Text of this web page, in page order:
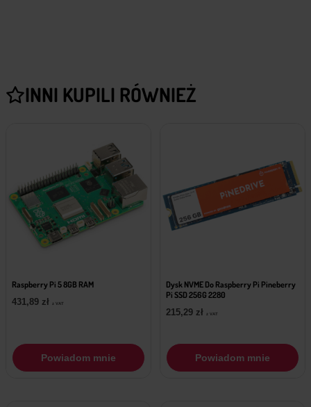
INNI KUPILI RÓWNIEŻ
Raspberry Pi 5 8GB RAM
431,89 zł z VAT
Powiadom mnie
Dysk NVME Do Raspberry Pi Pineberry
Pi SSD 256G 2280
215,29 zł z VAT
Powiadom mnie